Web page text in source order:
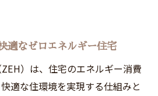
適なゼロエネルギー住宅
）は、住宅のエネルギー消費
適な住環境を実現する仕組みと